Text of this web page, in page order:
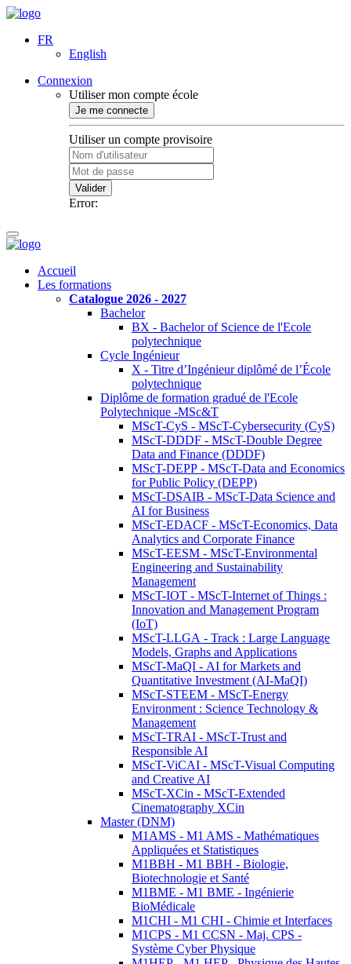
FR
English
Connexion
Utiliser mon compte école
Je me connecte
Utiliser un compte provisoire
Valider
Error:
Accueil
Les formations
Catalogue 2026 - 2027
Bachelor
BX - Bachelor of Science de l'Ecole
polytechnique
Cycle Ingénieur
X - Titre d’Ingénieur diplômé de l’École
polytechnique
Diplôme de formation gradué de l'Ecole
Polytechnique -MSc&T
MScT-CyS - MScT-Cybersecurity (CyS)
MScT-DDDF - MScT-Double Degree
Data and Finance (DDDF)
MScT-DEPP - MScT-Data and Economics
for Public Policy (DEPP)
MScT-DSAIB - MScT-Data Science and
AI for Business
MScT-EDACF - MScT-Economics, Data
Analytics and Corporate Finance
MScT-EESM - MScT-Environmental
Engineering and Sustainability
Management
MScT-IOT - MScT-Internet of Things :
Innovation and Management Program
(IoT)
MScT-LLGA - Track : Large Language
Models, Graphs and Applications
MScT-MaQI - AI for Markets and
Quantitative Investment (AI-MaQI)
MScT-STEEM - MScT-Energy
Environment : Science Technology &
Management
MScT-TRAI - MScT-Trust and
Responsible AI
MScT-ViCAI - MScT-Visual Computing
and Creative AI
MScT-XCin - MScT-Extended
Cinematography XCin
Master (DNM)
M1AMS - M1 AMS - Mathématiques
Appliquées et Statistiques
M1BBH - M1 BBH - Biologie,
Biotechnologie et Santé
M1BME - M1 BME - Ingénierie
BioMédicale
M1CHI - M1 CHI - Chimie et Interfaces
M1CPS - M1 CCSN - Maj. CPS -
Système Cyber Physique